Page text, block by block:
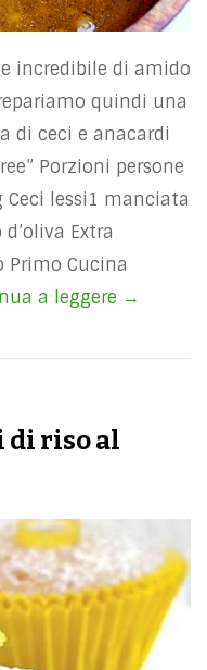
incredibile di amido
quindi una
di ceci e anacardi
Porzioni persone
lessi1 manciata
Extra
Primo Cucina
a leggere Zuppa di
→
di riso al